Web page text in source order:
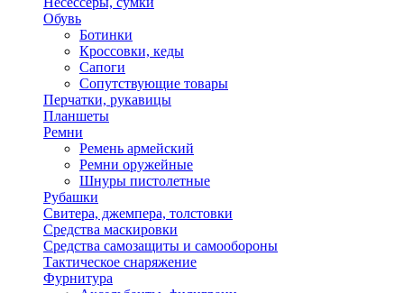
Обувь
Ботинки
Кроссовки, кеды
Сапоги
Сопутствующие товары
Перчатки, рукавицы
Планшеты
Ремни
Ремень армейский
Ремни оружейные
Шнуры пистолетные
Рубашки
Свитера, джемпера, толстовки
Средства маскировки
Средства самозащиты и самообороны
Тактическое снаряжение
Фурнитура